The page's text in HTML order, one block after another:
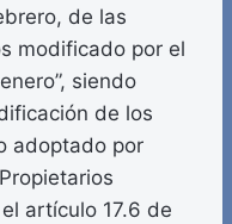
de las
modificado por el
siendo
de los
adoptado por
artículo 17.6 de